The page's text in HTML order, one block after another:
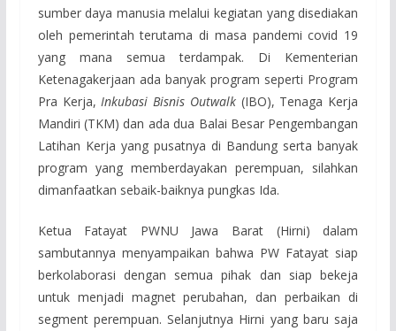
sumber daya manusia melalui kegiatan yang disediakan
oleh pemerintah terutama di masa pandemi covid 19
yang mana semua terdampak. Di Kementerian
Ketenagakerjaan ada banyak program seperti Program
Pra Kerja, Inkubasi Bisnis Outwalk(IBO), Tenaga Kerja
Mandiri (TKM) dan ada dua Balai Besar Pengembangan
Latihan Kerja yang pusatnya di Bandung serta banyak
program yang memberdayakan perempuan, silahkan
dimanfaatkan sebaik-baiknya pungkas Ida.
Ketua Fatayat PWNU Jawa Barat (Hirni) dalam
sambutannya menyampaikan bahwa PW Fatayat siap
berkolaborasi dengan semua pihak dan siap bekeja
untuk menjadi magnet perubahan, dan perbaikan di
segment perempuan. Selanjutnya Hirni yang baru saja